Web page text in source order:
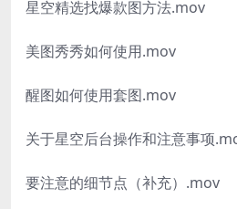
星空精选找爆款图方法.mov
美图秀秀如何使用.mov
醒图如何使用套图.mov
关于星空后台操作和注意事项
要注意的细节点（补充）.mov